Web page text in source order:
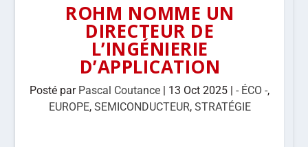
ROHM NOMME UN
DIRECTEUR DE
L’INGÉNIERIE
D’APPLICATION
Posté par Pascal Coutance | 13 Oct 2025 |- ÉCO -,
EUROPE, SEMICONDUCTEUR, STRATÉGIE